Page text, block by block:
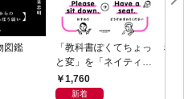
図鑑
「教科書ぽくてちょっ
と変」を「ネイティヴ
みたいでなんかいい」
に変える教科書英語ア
1,760
新着
科